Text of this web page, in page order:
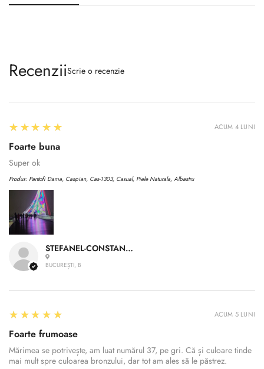
RecenziiScrie o recenzie
STEFANEL-CONSTANTIN A.
BUCUREȘTI, B
5
★★★★★
Foarte buna
Super ok
Produs: Pantofi Dama, Caspian, Cas-1303, Casual, Piele Naturala, Albastru
ACUM 4 LUNI
5
★★★★★
Foarte frumoase
Mărimea se potrivește, am luat numărul 37, pe gri. Că și culoare tinde
mai mult spre culoarea bronzului, dar tot am ales să le păstrez.
ACUM 5 LUNI